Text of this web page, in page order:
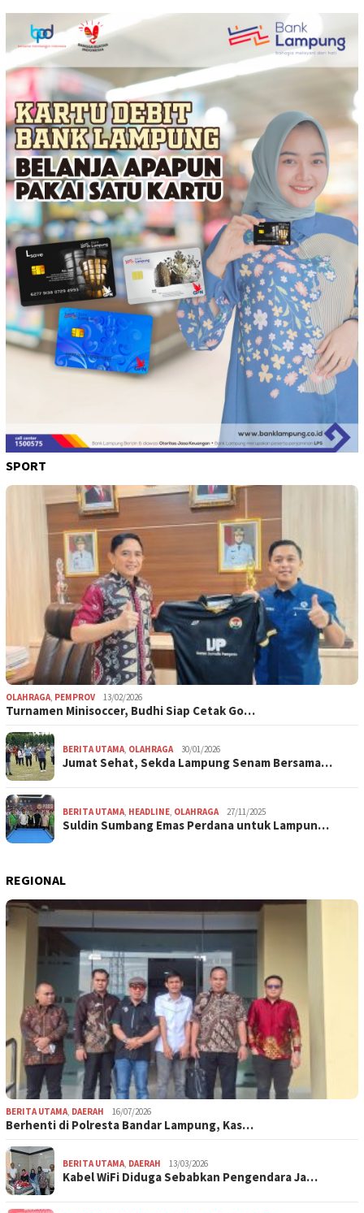
SPORT
OLAHRAGA, PEMPROV 13/02/2026
Turnamen Minisoccer, Budhi Siap Cetak Go…
BERITA UTAMA, OLAHRAGA 30/01/2026
Jumat Sehat, Sekda Lampung Senam Bersama…
BERITA UTAMA, HEADLINE, OLAHRAGA 27/11/2025
Suldin Sumbang Emas Perdana untuk Lampun…
REGIONAL
BERITA UTAMA, DAERAH 16/07/2026
Berhenti di Polresta Bandar Lampung, Kas…
BERITA UTAMA, DAERAH 13/03/2026
Kabel WiFi Diduga Sebabkan Pengendara Ja…